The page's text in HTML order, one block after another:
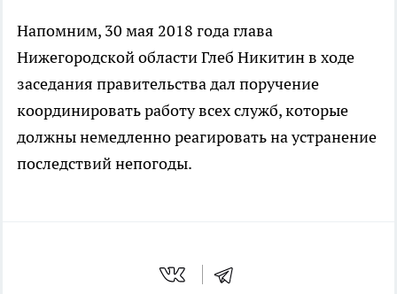
Напомним, 30 мая 2018 года глава
Нижегородской области Глеб Никитин в ходе
заседания правительства дал поручение
координировать работу всех служб, которые
должны немедленно реагировать на устранение
последствий непогоды.